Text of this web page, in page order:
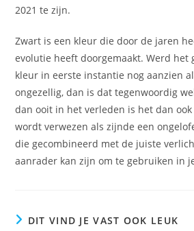
2021 te zijn.
Zwart is een kleur die door de jaren
evolutie heeft doorgemaakt. Werd het
kleur in eerste instantie nog aanzien
ongezellig, dan is dat tegenwoordig
dan ooit in het verleden is het dan
wordt verwezen als zijnde een
die gecombineerd met de juiste
aanrader kan zijn om te gebruiken in
DIT VIND JE VAST OOK LEUK